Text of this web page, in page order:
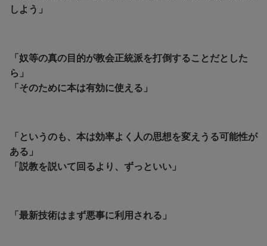
しよう」
「奴等の真の目的が教会正統派を打倒することだとした
ら」
「そのために本は有効に使える」
「というのも、本は効率よく人の思想を変えうる可能性が
ある」
「説教を説いて回るより、ずっといい」
「最新技術はまず悪事に利用される」